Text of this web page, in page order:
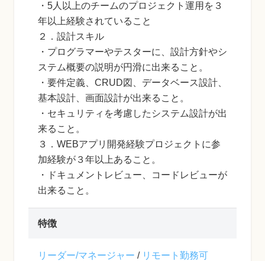
・5人以上のチームのプロジェクト運用を３
年以上経験されていること
２．設計スキル
・プログラマーやテスターに、設計方針やシ
ステム概要の説明が円滑に出来ること。
・要件定義、CRUD図、データベース設計、
基本設計、画面設計が出来ること。
・セキュリティを考慮したシステム設計が出
来ること。
３．WEBアプリ開発経験プロジェクトに参
加経験が３年以上あること。
・ドキュメントレビュー、コードレビューが
出来ること。
特徴
リーダー/マネージャー / リモート勤務可